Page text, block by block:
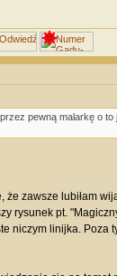
pewną malarkę o
zawsze lubiłam
rysunek pt.
niczym linijka. Poza